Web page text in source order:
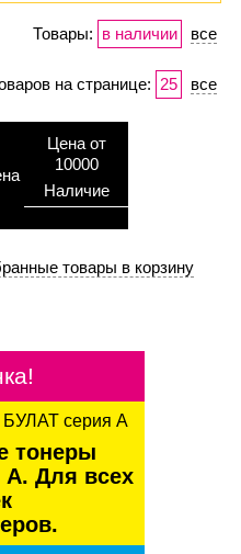
Товары: в наличии все
на странице: 25 все
Цена от
10000
Наличие
серия А
тонеры
А. Для всех